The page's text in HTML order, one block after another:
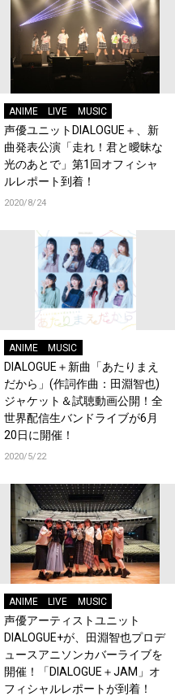
ANIME LIVE MUSIC
声優ユニットDIALOGUE＋、新
曲発表公演「走れ！君と曖昧な
光のあとで」第1回オフィシャ
ルレポート到着！
2020/8/24
ANIME MUSIC
DIALOGUE＋新曲「あたりまえ
だから」(作詞作曲：田淵智也)
ジャケット＆試聴動画公開！全
世界配信生バンドライブが6月
20日に開催！
2020/5/22
ANIME LIVE MUSIC
声優アーティストユニット
DIALOGUE+が、田淵智也プロデ
ュースアニソンカバーライブを
開催！「DIALOGUE＋JAM」オ
フィシャルレポートが到着！